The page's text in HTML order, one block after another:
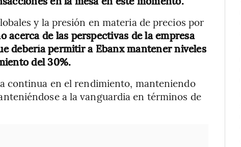
y la presión en materia de precios por
acerca de las perspectivas de la empresa
debería permitir a Ebanx mantener niveles
del 30%.
continua en el rendimiento, manteniendo
a la vanguardia en términos de